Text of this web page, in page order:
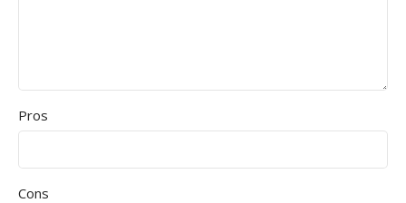
Pros
Cons